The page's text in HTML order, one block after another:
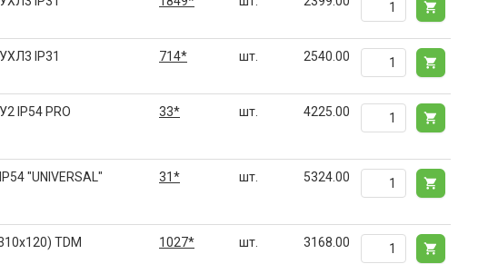
IP31 714* шт. 2540.00
IP54 PRO 33* шт. 4225.00
"UNIVERSAL" 31* шт. 5324.00
TDM 1027* шт. 3168.00